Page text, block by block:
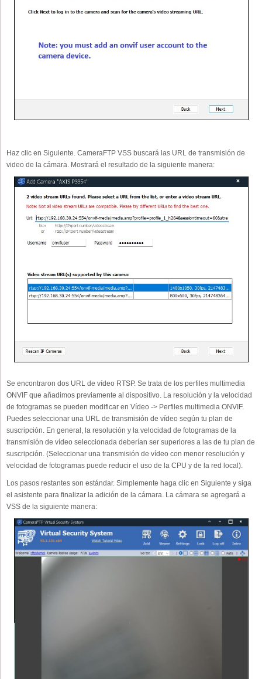
Haz clic en Siguiente. CameraFTP VSS buscará las URL de transmisión de
video de la cámara. Mostrará el resultado de la siguiente manera:
Se encontraron dos URL de vídeo RTSP. Se trata de los perfiles multimedia
ONVIF que añadimos previamente al dispositivo. La resolución y la velocidad
de fotogramas se pueden modificar en Vídeo -> Perfiles multimedia ONVIF.
Puedes seleccionar una URL de transmisión de vídeo según tu plan de
suscripción. En general, la resolución y la velocidad de fotogramas de la
transmisión de vídeo seleccionada deberían ser superiores a las de tu plan de
suscripción. (Seleccionar una transmisión de vídeo con menor resolución y
velocidad de fotogramas puede reducir el uso de la CPU y de la red local).
Los pasos restantes son estándar. Simplemente haga clic en Siguiente y siga
el asistente para finalizar la adición de la cámara. La cámara se agregará a
VSS de la siguiente manera: